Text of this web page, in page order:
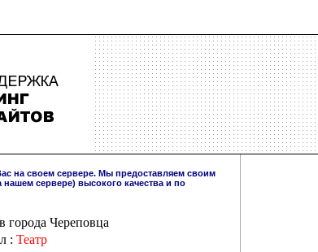
на своем сервере. Мы предоставляем своим
нашем сервере) высокого качества и по
города Череповца
: Театр